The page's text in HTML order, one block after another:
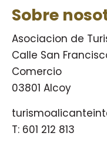
Sobre
Asociacion de
Calle San
Comercio
03801 Alcoy
T: 601 212 813